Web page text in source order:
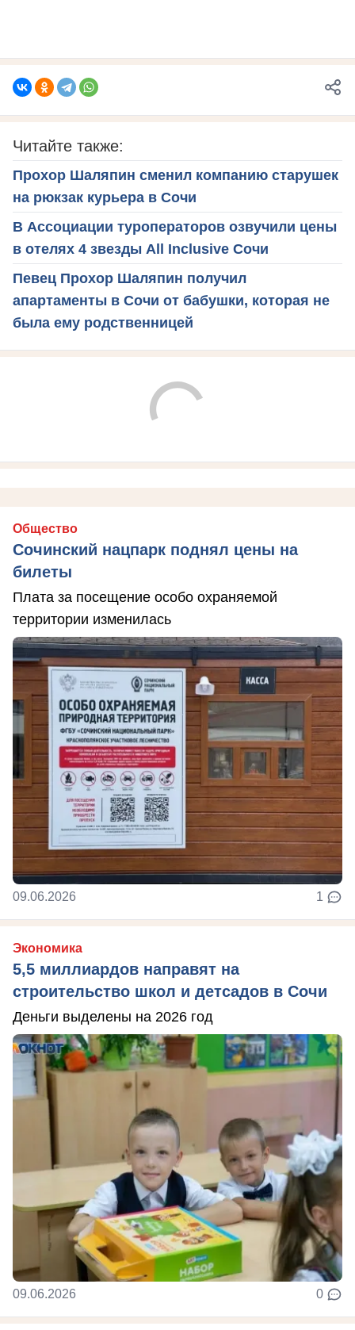
Читайте также:
Прохор Шаляпин сменил компанию старушек
на рюкзак курьера в Сочи
В Ассоциации туроператоров озвучили цены
в отелях 4 звезды All Inclusive Сочи
Певец Прохор Шаляпин получил
апартаменты в Сочи от бабушки, которая не
была ему родственницей
Общество
Сочинский нацпарк поднял цены на
билеты
Плата за посещение особо охраняемой
территории изменилась
09.06.2026 1
Экономика
5,5 миллиардов направят на
строительство школ и детсадов в Сочи
Деньги выделены на 2026 год
09.06.2026 0